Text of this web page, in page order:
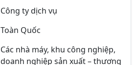
Công ty dịch vụ
Toàn Quốc
Các nhà máy, khu công nghiệp,
doanh nghiệp sản xuất – thương